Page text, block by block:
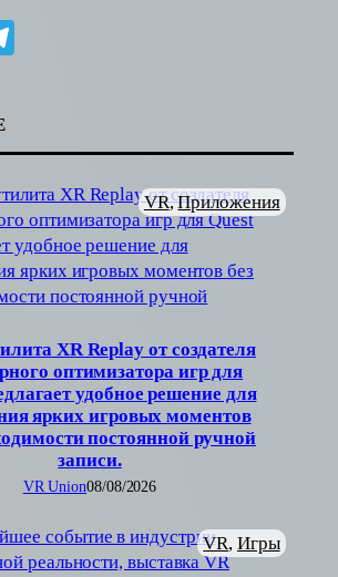
XR Replay от создателя
оптимизатора игр для
удобное решение для
ярких игровых моментов
постоянной ручной
записи.
VR, Приложения
VR Union08/08/2026
VR, Игры